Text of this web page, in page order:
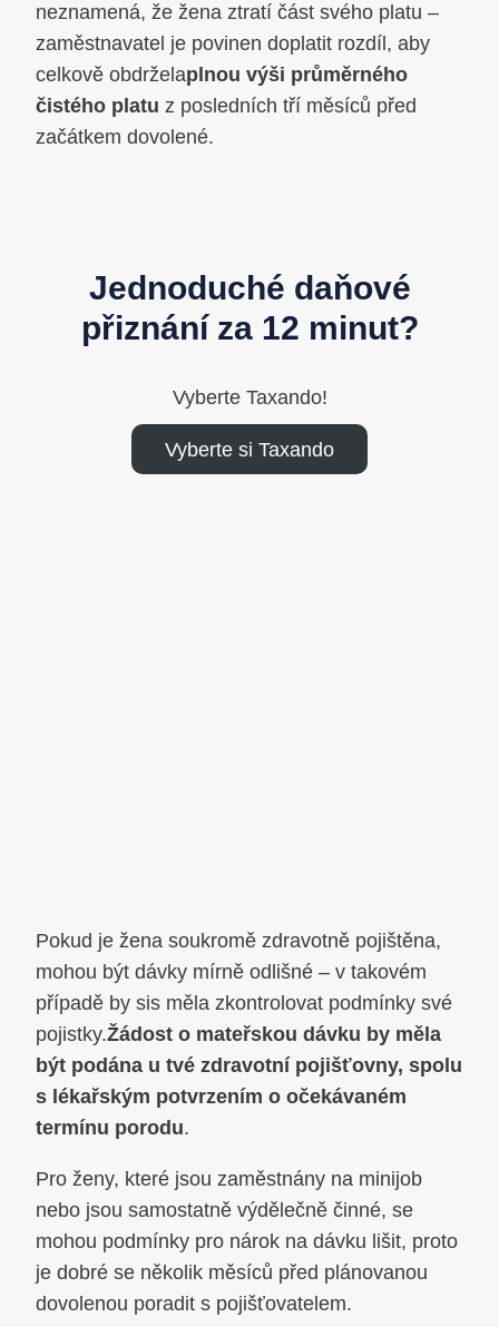
neznamená, že žena ztratí část svého platu –
zaměstnavatel je povinen doplatit rozdíl, aby
celkově obdrželaplnou výši průměrného
čistého platu z posledních tří měsíců před
začátkem dovolené.
Jednoduché daňové
přiznání za 12 minut?
Vyberte Taxando!
Vyberte si Taxando
Pokud je žena soukromě zdravotně pojištěna,
mohou být dávky mírně odlišné – v takovém
případě by sis měla zkontrolovat podmínky své
pojistky.Žádost o mateřskou dávku by měla
být podána u tvé zdravotní pojišťovny, spolu
s lékařským potvrzením o očekávaném
termínu porodu.
Pro ženy, které jsou zaměstnány na minijob
nebo jsou samostatně výdělečně činné, se
mohou podmínky pro nárok na dávku lišit, proto
je dobré se několik měsíců před plánovanou
dovolenou poradit s pojišťovatelem.